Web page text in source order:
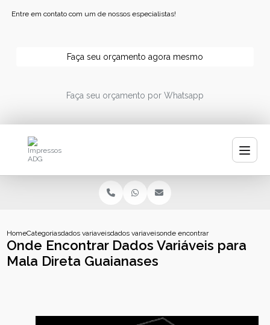
Entre em contato com um de nossos especialistas!
Faça seu orçamento agora mesmo
Faça seu orçamento por Whatsapp
HomeCategoriasdados variaveisdados variaveis codigo de barrasonde encontrar dados variaveis
Onde Encontrar Dados Variáveis para
Mala Direta Guaianases